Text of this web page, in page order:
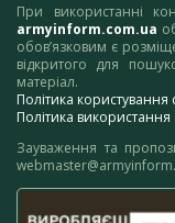
При використанні
armyinform.com.ua
обов’язковим є
відкритого для
матеріал.
Політика
Політика
Зауваження та